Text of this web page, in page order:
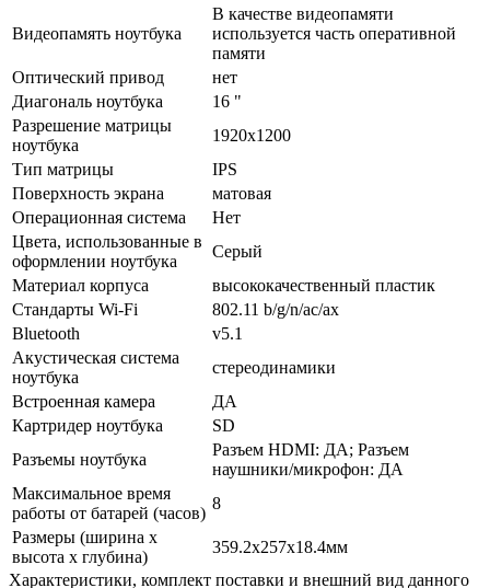
Видеопамять ноутбука
В качестве видеопамяти
используется часть оперативной
памяти
Оптический привод
нет
Диагональ ноутбука
16 "
Разрешение матрицы
ноутбука
1920x1200
Тип матрицы
IPS
Поверхность экрана
матовая
Операционная система
Нет
Цвета, использованные в
оформлении ноутбука
Серый
Материал корпуса
высококачественный пластик
Стандарты Wi-Fi
802.11 b/­g/­n/­ac/­ax
Bluetooth
v5.1
Акустическая система
ноутбука
стереодинамики
Встроенная камера
ДА
Картридер ноутбука
SD
Разъемы ноутбука
Разъем HDMI: ДА; Разъем
наушники/­микрофон: ДА
Максимальное время
работы от батарей (часов)
8
Размеры (ширина х
высота х глубина)
359.2x257x18.4мм
Xарактеристики, комплект поставки и внешний вид данного